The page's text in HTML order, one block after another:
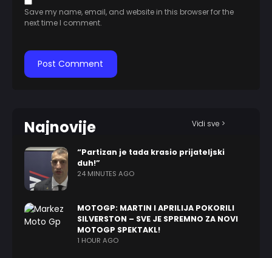
Save my name, email, and website in this browser for the
next time I comment.
Najnovije Vidi sve >
“Partizan je tada krasio prijateljski
duh!”
24 MINUTES AGO
MOTOGP: MARTIN I APRILIJA POKORILI
SILVERSTON – SVE JE SPREMNO ZA NOVI
MOTOGP SPEKTAKL!
1 HOUR AGO